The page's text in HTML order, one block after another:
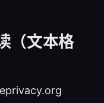
（文本格